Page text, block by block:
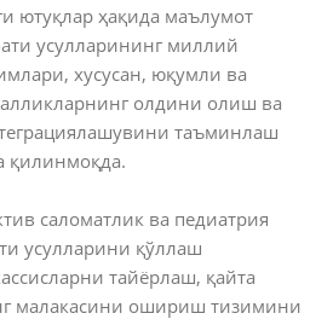
ютуқлар ҳақида маълумот
усулларининг миллий
хусусан, юқумли ва
олдини олиш ва
таъминлаш
қилинмоқда.
саломатлик ва педиатрия
усулларини қўллаш
тайёрлаш, қайта
малакасини ошириш тизимини